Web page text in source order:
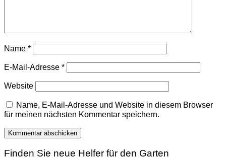
Name *
E-Mail-Adresse *
Website
Name, E-Mail-Adresse und Website in diesem Browser
für meinen nächsten Kommentar speichern.
Finden Sie neue Helfer für den Garten